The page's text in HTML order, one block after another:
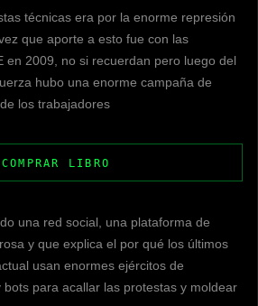
técnicas era por la enorme represión
que aporte a esto fue con las
en 2009, no si recuerdan pero luego del
hubo una enorme campaña de
los trabajadores
COMPRAR LIBRO
una red social, una plataforma de
y que explica el por qué los últimos
usan enormes ejércitos de
para acallar las protestas y moldear